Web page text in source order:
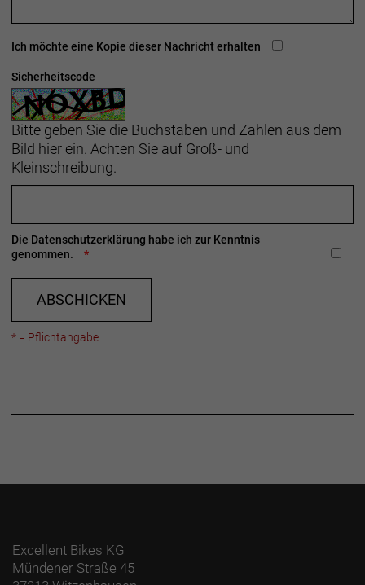
Ich möchte eine Kopie dieser Nachricht erhalten
Sicherheitscode
Bitte geben Sie die Buchstaben und Zahlen aus dem
Bild hier ein. Achten Sie auf Groß- und
Kleinschreibung.
Die Datenschutzerklärung habe ich zur Kenntnis
genommen.
ABSCHICKEN
* = Pflichtangabe
Excellent Bikes KG
Mündener Straße 45